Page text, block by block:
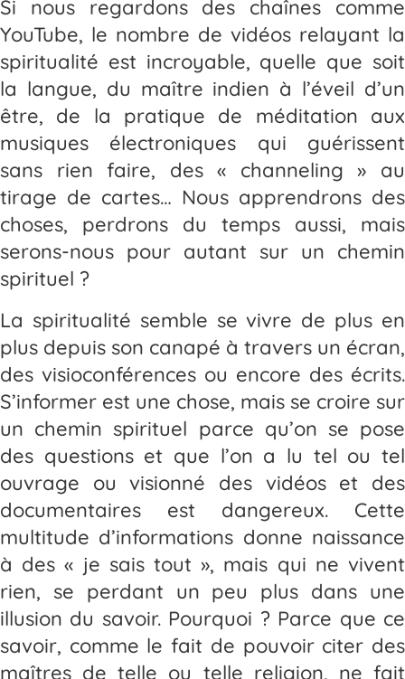
Si nous regardons des chaînes comme
YouTube, le nombre de vidéos relayant la
spiritualité est incroyable, quelle que soit
la langue, du maître indien à l’éveil d’un
être, de la pratique de méditation aux
musiques électroniques qui guérissent
sans rien faire, des « channeling » au
tirage de cartes… Nous apprendrons des
choses, perdrons du temps aussi, mais
serons-nous pour autant sur un chemin
spirituel ?
La spiritualité semble se vivre de plus en
plus depuis son canapé à travers un écran,
des visioconférences ou encore des écrits.
S’informer est une chose, mais se croire sur
un chemin spirituel parce qu’on se pose
des questions et que l’on a lu tel ou tel
ouvrage ou visionné des vidéos et des
documentaires est dangereux. Cette
multitude d’informations donne naissance
à des « je sais tout », mais qui ne vivent
rien, se perdant un peu plus dans une
illusion du savoir. Pourquoi ? Parce que ce
savoir, comme le fait de pouvoir citer des
maîtres de telle ou telle religion, ne fait